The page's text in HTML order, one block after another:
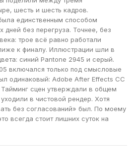
шесть и шесть кадров.
единственным способом
дней без перегруза. Точнее, без
трое всё равно работали
к финалу. Иллюстрации шли в
синий Pantone 2945 и серый.
включался только под смысловые
одинаковый: Adobe After Effects CC
Тайминг сцен утверждали в общем
в чистовой рендер. Хотя
без согласований» был. По моему
всегда стоит лишних суток на